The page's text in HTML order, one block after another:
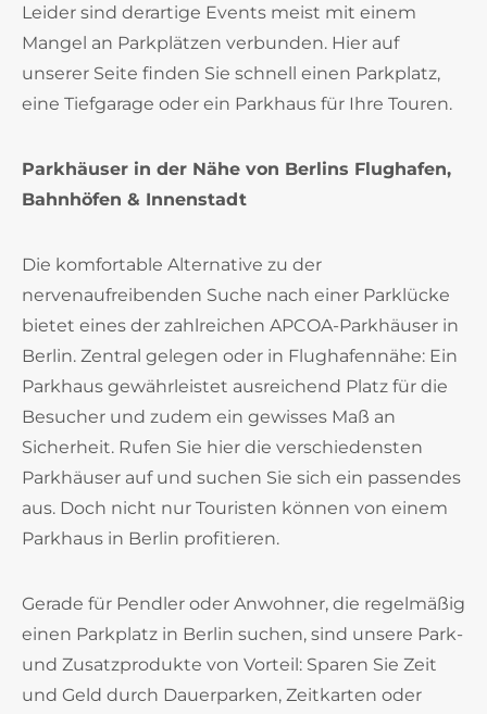
Leider sind derartige Events meist mit einem
Mangel an Parkplätzen verbunden. Hier auf
unserer Seite finden Sie schnell einen Parkplatz,
eine Tiefgarage oder ein Parkhaus für Ihre Touren.
Parkhäuser in der Nähe von Berlins Flughafen,
Bahnhöfen & Innenstadt
Die komfortable Alternative zu der
nervenaufreibenden Suche nach einer Parklücke
bietet eines der zahlreichen APCOA-Parkhäuser in
Berlin. Zentral gelegen oder in Flughafennähe: Ein
Parkhaus gewährleistet ausreichend Platz für die
Besucher und zudem ein gewisses Maß an
Sicherheit. Rufen Sie hier die verschiedensten
Parkhäuser auf und suchen Sie sich ein passendes
aus. Doch nicht nur Touristen können von einem
Parkhaus in Berlin profitieren.
Gerade für Pendler oder Anwohner, die regelmäßig
einen Parkplatz in Berlin suchen, sind unsere Park-
und Zusatzprodukte von Vorteil: Sparen Sie Zeit
und Geld durch Dauerparken, Zeitkarten oder